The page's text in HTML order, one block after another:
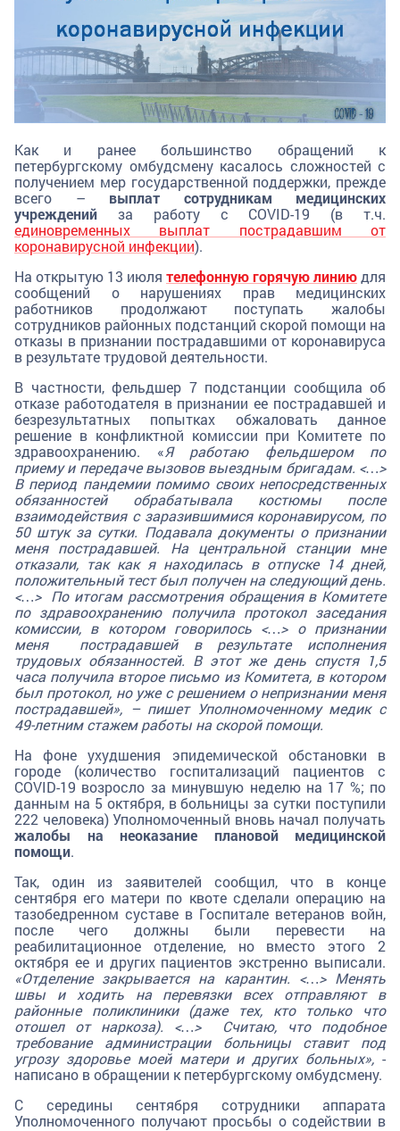
Как и ранее большинство обращений к
петербургскому омбудсмену касалось сложностей с
получением мер государственной поддержки, прежде
всего – выплат сотрудникам медицинских
учреждений за работу с COVID-19 (в т.ч.
единовременных выплат пострадавшим от
коронавирусной инфекции).
На открытую 13 июля телефонную горячую линиюдля
сообщений о нарушениях прав медицинских
работников продолжают поступать жалобы
сотрудников районных подстанций скорой помощи на
отказы в признании пострадавшими от коронавируса
в результате трудовой деятельности.
В частности, фельдшер 7 подстанции сообщила об
отказе работодателя в признании ее пострадавшей и
безрезультатных попытках обжаловать данное
решение в конфликтной комиссии при Комитете по
здравоохранению. «Я работаю фельдшером по
приему и передаче вызовов выездным бригадам. <…>
В период пандемии помимо своих непосредственных
обязанностей обрабатывала костюмы после
взаимодействия с заразившимися коронавирусом, по
50 штук за сутки. Подавала документы о признании
меня пострадавшей. На центральной станции мне
отказали, так как я находилась в отпуске 14 дней,
положительный тест был получен на следующий день.
<…> По итогам рассмотрения обращения в Комитете
по здравоохранению получила протокол заседания
комиссии, в котором говорилось <…> о признании
меня пострадавшей в результате исполнения
трудовых обязанностей. В этот же день спустя 1,5
часа получила второе письмо из Комитета, в котором
был протокол, но уже с решением о непризнании меня
пострадавшей», – пишет Уполномоченному медик с
49-летним стажем работы на скорой помощи.
На фоне ухудшения эпидемической обстановки в
городе (количество госпитализаций пациентов с
COVID-19 возросло за минувшую неделю на 17 %; по
данным на 5 октября, в больницы за сутки поступили
222 человека) Уполномоченный вновь начал получать
жалобы на неоказание плановой медицинской
помощи.
Так, один из заявителей сообщил, что в конце
сентября его матери по квоте сделали операцию на
тазобедренном суставе в Госпитале ветеранов войн,
после чего должны были перевести на
реабилитационное отделение, но вместо этого 2
октября ее и других пациентов экстренно выписали.
«Отделение закрывается на карантин. <…> Менять
швы и ходить на перевязки всех отправляют в
районные поликлиники (даже тех, кто только что
отошел от наркоза). <…> Считаю, что подобное
требование администрации больницы ставит под
угрозу здоровье моей матери и других больных», -
написано в обращении к петербургскому омбудсмену.
С середины сентября сотрудники аппарата
Уполномоченного получают просьбы о содействии в